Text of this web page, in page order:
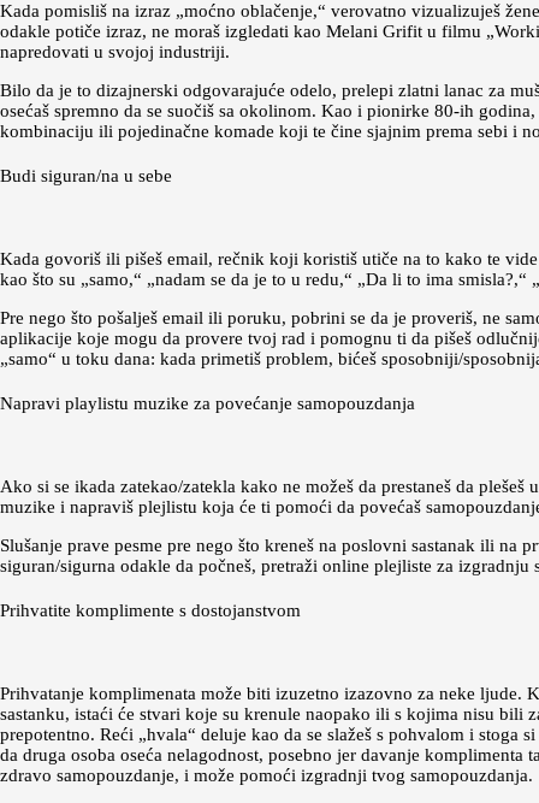
Kada pomisliš na izraz „moćno oblačenje,“ verovatno vizualizuješ
odakle potiče izraz, ne moraš izgledati kao Melani Grifit u filmu
napredovati u svojoj industriji.
Bilo da je to dizajnerski odgovarajuće odelo, prelepi zlatni lanac za
osećaš spremno da se suočiš sa okolinom. Kao i pionirke 80-ih
kombinaciju ili pojedinačne komade koji te čine sjajnim prema sebi i
Budi siguran/na u sebe
Kada govoriš ili pišeš email, rečnik koji koristiš utiče na to kako te
kao što su „samo,“ „nadam se da je to u redu,“ „Da li to ima
Pre nego što pošalješ email ili poruku, pobrini se da je proveriš, ne
aplikacije koje mogu da provere tvoj rad i pomognu ti da pišeš
„samo“ u toku dana: kada primetiš problem, bićeš sposobniji/
Napravi playlistu muzike za povećanje samopouzdanja
Ako si se ikada zatekao/zatekla kako ne možeš da prestaneš da
muzike i napraviš plejlistu koja će ti pomoći da povećaš
Slušanje prave pesme pre nego što kreneš na poslovni sastanak ili
siguran/sigurna odakle da počneš, pretraži online plejliste za
Prihvatite komplimente s dostojanstvom
Prihvatanje komplimenata može biti izuzetno izazovno za neke
sastanku, istaći će stvari koje su krenule naopako ili s kojima nisu
prepotentno. Reći „hvala“ deluje kao da se slažeš s pohvalom i
da druga osoba oseća nelagodnost, posebno jer davanje
zdravo samopouzdanje, i može pomoći izgradnji tvog samopouzdanja.